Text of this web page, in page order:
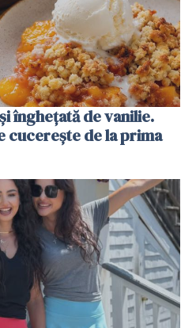
înghețată de vanilie.
cucerește de la prima